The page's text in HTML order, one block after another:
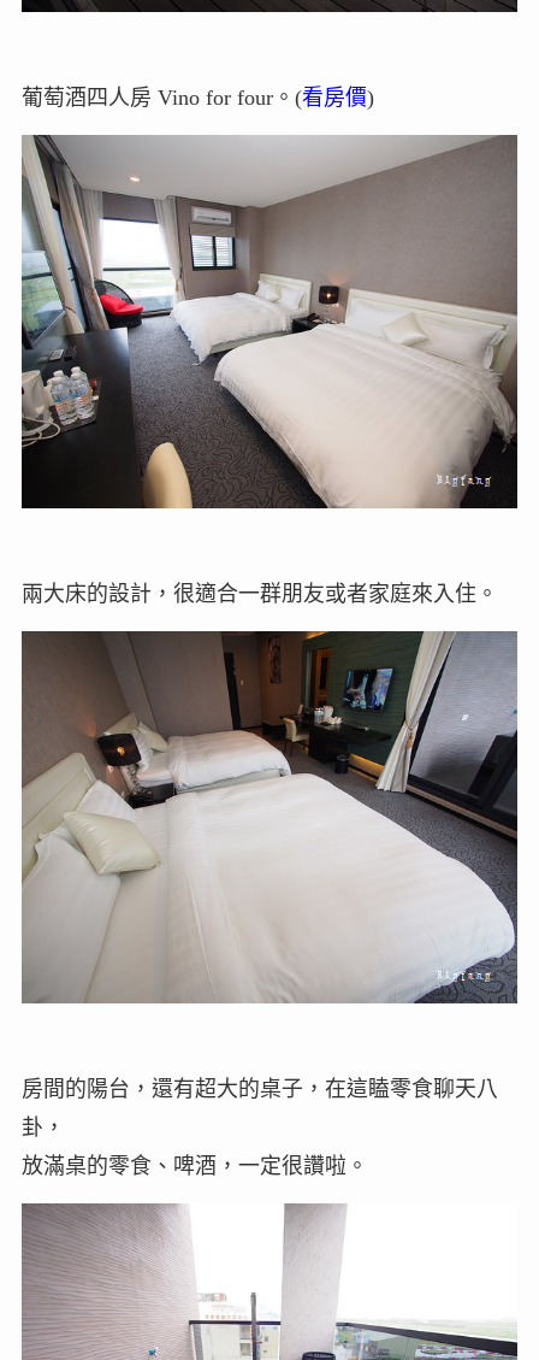
葡萄酒四人房 Vino for four。(看房價)
兩大床的設計，很適合一群朋友或者家庭來入住。
房間的陽台，還有超大的桌子，在這瞌零食聊天八
卦，
放滿桌的零食、啤酒，一定很讚啦。